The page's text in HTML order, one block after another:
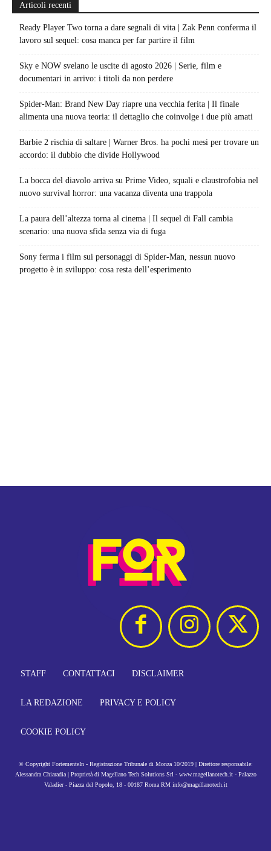
Articoli recenti
Ready Player Two torna a dare segnali di vita | Zak Penn conferma il
lavoro sul sequel: cosa manca per far partire il film
Sky e NOW svelano le uscite di agosto 2026 | Serie, film e
documentari in arrivo: i titoli da non perdere
Spider-Man: Brand New Day riapre una vecchia ferita | Il finale
alimenta una nuova teoria: il dettaglio che coinvolge i due più amati
Barbie 2 rischia di saltare | Warner Bros. ha pochi mesi per trovare un
accordo: il dubbio che divide Hollywood
La bocca del diavolo arriva su Prime Video, squali e claustrofobia nel
nuovo survival horror: una vacanza diventa una trappola
La paura dell’altezza torna al cinema | Il sequel di Fall cambia
scenario: una nuova sfida senza via di fuga
Sony ferma i film sui personaggi di Spider-Man, nessun nuovo
progetto è in sviluppo: cosa resta dell’esperimento
STAFF CONTATTACI DISCLAIMER
LA REDAZIONE PRIVACY E POLICY
COOKIE POLICY
© Copyright FortementeIn - Registrazione Tribunale di Monza 10/2019 | Direttore responsabile:
Alessandra Chiaradia | Proprietà di Magellano Tech Solutions Srl - www.magellanotech.it - Palazzo
Valadier - Piazza del Popolo, 18 - 00187 Roma RM info@magellanotech.it